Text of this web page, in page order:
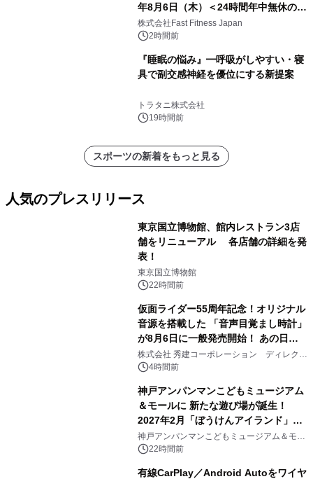
年8月6日（木）＜24時間年中無休のフ
ィットネスジム＞
株式会社Fast Fitness Japan
2時間前
『睡眠の悩み』━呼吸がしやすい・寝
具で副交感神経を優位にする新提案
トラタニ株式会社
19時間前
スポーツの新着をもっと見る
人気のプレスリリース
東京国立博物館、館内レストラン3店
舗をリニューアル 各店舗の詳細を発
表！
東京国立博物館
22時間前
仮面ライダー55周年記念！オリジナル
音源を搭載した 「音声目覚まし時計」
が8月6日に一般発売開始！ あの日の
大興奮が今甦る
株式会社 秀建コーポレーション ディレクト
アートギャラリー
4時間前
神戸アンパンマンこどもミュージアム
＆モールに 新たな遊び場が誕生！
2027年2月「ぼうけんアイランド」が
オープン
神戸アンパンマンこどもミュージアム＆モー
ル 22時間前
有線CarPlay／Android Autoをワイヤ